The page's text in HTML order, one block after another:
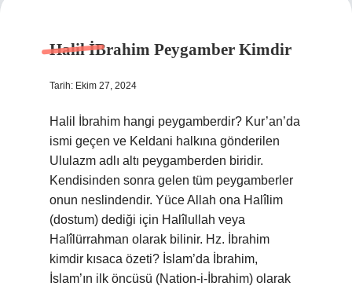
Halil İBrahim Peygamber Kimdir
Tarih: Ekim 27, 2024
Halil İbrahim hangi peygamberdir? Kur’an’da
ismi geçen ve Keldani halkına gönderilen
Ululazm adlı altı peygamberden biridir.
Kendisinden sonra gelen tüm peygamberler
onun neslindendir. Yüce Allah ona Halîlim
(dostum) dediği için Halîlullah veya
Halîlürrahman olarak bilinir. Hz. İbrahim
kimdir kısaca özeti? İslam’da İbrahim,
İslam’ın ilk öncüsü (Nation-i-İbrahim) olarak